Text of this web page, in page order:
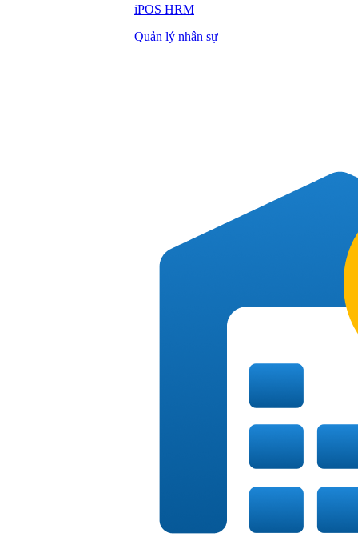
iPOS HRM
Quản lý nhân sự